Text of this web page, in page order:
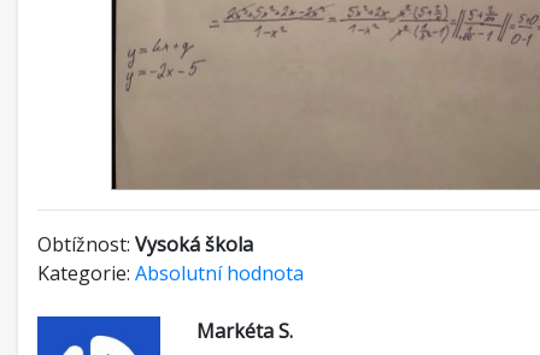
Obtížnost: Vysoká škola
Kategorie: Absolutní hodnota
Markéta S.